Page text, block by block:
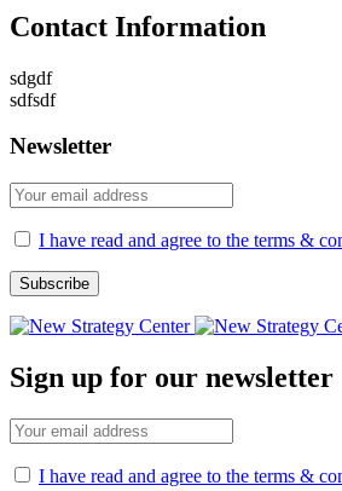
Contact Information
sdgdf
sdfsdf
Newsletter
I have read and agree to the terms &
Sign up for our newsletter
I have read and agree to the terms &